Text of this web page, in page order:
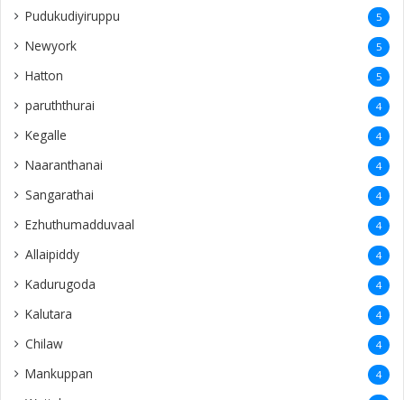
Pudukudiyiruppu 5
Newyork 5
Hatton 5
paruththurai 4
Kegalle 4
Naaranthanai 4
Sangarathai 4
Ezhuthumadduvaal 4
Allaipiddy 4
Kadurugoda 4
Kalutara 4
Chilaw 4
Mankuppan 4